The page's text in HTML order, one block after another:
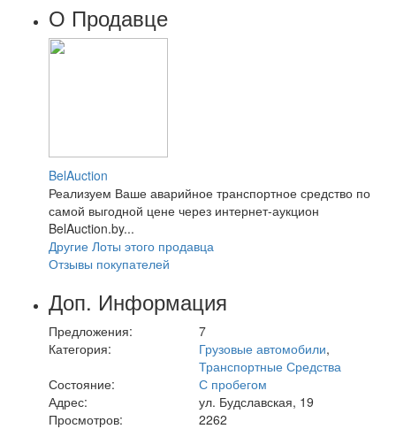
О Продавце
BelAuction
Реализуем Ваше аварийное транспортное средство по
самой выгодной цене через интернет-аукцион
BelAuction.by...
Другие Лоты этого продавца
Отзывы покупателей
Доп. Информация
Предложения:
7
Категория:
Грузовые автомобили,
Транспортные Средства
Состояние:
С пробегом
Адрес:
ул. Будславская, 19
Просмотров:
2262